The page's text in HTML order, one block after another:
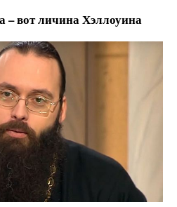
вот личина Хэллоуина